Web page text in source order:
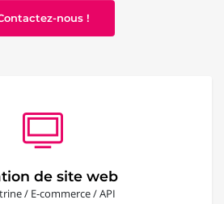
nous !
de site web
/ E-commerce / API